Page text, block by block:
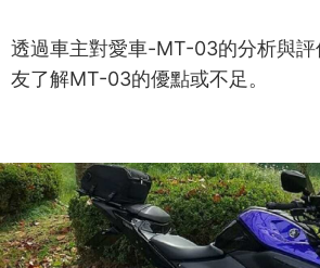
透過車主對愛車-MT-03的分析與
友了解MT-03的優點或不足。